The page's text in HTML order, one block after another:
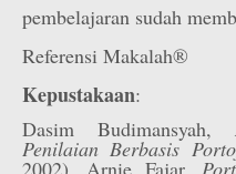
pembelajaran sudah
Referensi Makalah®
Kepustakaan:
Dasim Budimansyah,
Penilaian Berbasis
2002). Arnie Fajar,